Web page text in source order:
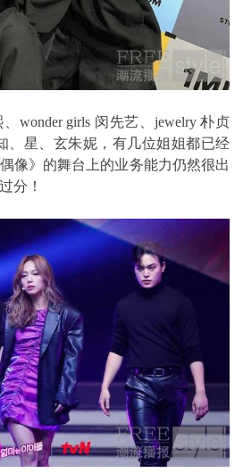
wonder girls 闵先艺、jewelry 朴贞
、星、玄朱妮，有几位姐姐都已经
像》的舞台上的业务能力仍然很出
分！